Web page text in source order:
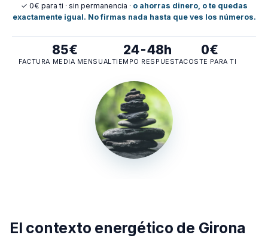
✓ 0€ para ti · sin permanencia · o ahorras dinero, o te quedas
exactamente igual. No firmas nada hasta que ves los números.
85€
FACTURA MEDIA MENSUAL
24-48h
TIEMPO RESPUESTA
0€
COSTE PARA TI
El contexto energético de Girona